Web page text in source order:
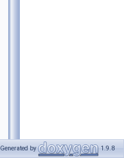
Generated by 1.9.8